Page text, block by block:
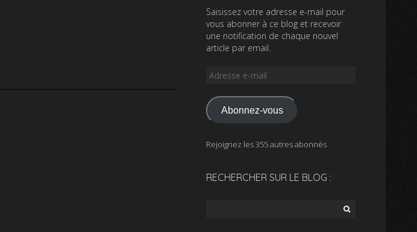
Saisissez votre adresse e-mail pour
vous abonner à ce blog et recevoir
une notification de chaque nouvel
article par email.
Adresse
mail
Abonnez-vous
Rejoignez les 355 autres abonnés
RECHERCHER SUR LE BLOG :